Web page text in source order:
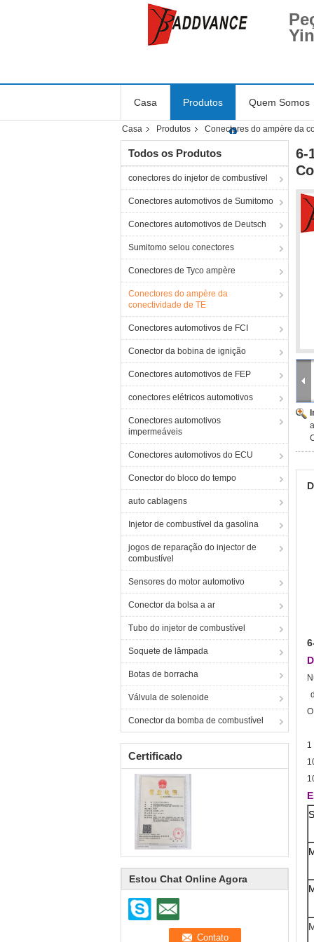
Casa Produtos Quem Somos
Casa Produtos Conectores do ampère da
Todos os Produtos
conectores do injetor de combustível
Conectores automotivos de Sumitomo
Conectores automotivos de Deutsch
Sumitomo selou conectores
Conectores de Tyco ampère
Conectores do ampère da
conectividade de TE
Conectores automotivos de FCI
Conector da bobina de ignição
Conectores automotivos de FEP
conectores elétricos automotivos
Conectores automotivos
impermeáveis
Conectores automotivos do ECU
Conector do bloco do tempo
auto cablagens
Injetor de combustível da gasolina
jogos de reparação do injector de
combustível
Sensores do motor automotivo
Conector da bolsa a ar
Tubo do injetor de combustível
Soquete de lâmpada
Botas de borracha
Válvula de solenoide
Conector da bomba de combustível
Certificado
Estou Chat Online Agora
6-
1